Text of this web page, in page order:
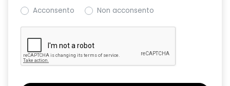
Acconsento
Non acconsento